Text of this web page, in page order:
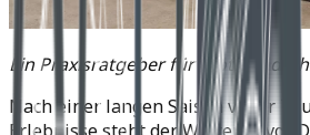
Ein Praxisratgeber für
Nach einer langen Saison voller